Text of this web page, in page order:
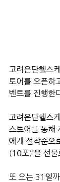
고려은단헬스
토어를 오픈하
벤트를 진행한
고려은단헬스
스토어를 통해
에게 선착순으
(10포)’을 선물
또 오는 31일